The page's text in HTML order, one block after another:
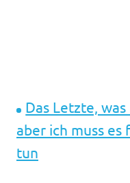
Das Letzte,
aber ich muss
tun